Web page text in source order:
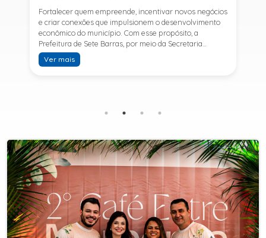
Fortalecer quem empreende, incentivar novos negócios
e criar conexões que impulsionem o desenvolvimento
econômico do município. Com esse propósito, a
Prefeitura de Sete Barras, por meio da Secretaria
Municipal de Turismo e Desenvolvimento Econômico,
promove na próxima terça-feira (11) a Rede de Negócios
telecomunicações e fundador da empresa Seu
Consultor, que compartilhará estratégias para
aumentar resultados, fortalecer relacionamentos
comerciais e ampliar as oportunidades de
negócios.Para a Secretária Municipal de Turismo e
Desenvolvimento Econômico, Edna Carvalho, a Rede de
Negócios 7B representa mais uma iniciativa da gestão
do Prefeito Ítalo Costa para fortalecer o
empreendedorismo e incentivar o crescimento das
Ver mais